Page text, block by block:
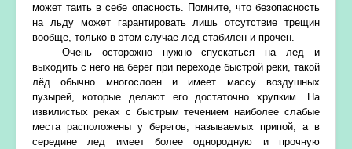
может таить в себе опасность. Помните, что безопасность
на льду может гарантировать лишь отсутствие трещин
вообще, только в этом случае лед стабилен и прочен.
Очень осторожно нужно спускаться на лед и
выходить с него на берег при переходе быстрой реки, такой
лёд обычно многослоен и имеет массу воздушных
пузырей, которые делают его достаточно хрупким. На
извилистых реках с быстрым течением наиболее слабые
места расположены у берегов, называемых припой, а в
середине лед имеет более однородную и прочную